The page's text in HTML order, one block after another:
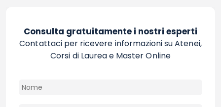
Consulta gratuitamente i nostri esperti
Contattaci per ricevere informazioni su Atenei,
Corsi di Laurea e Master Online